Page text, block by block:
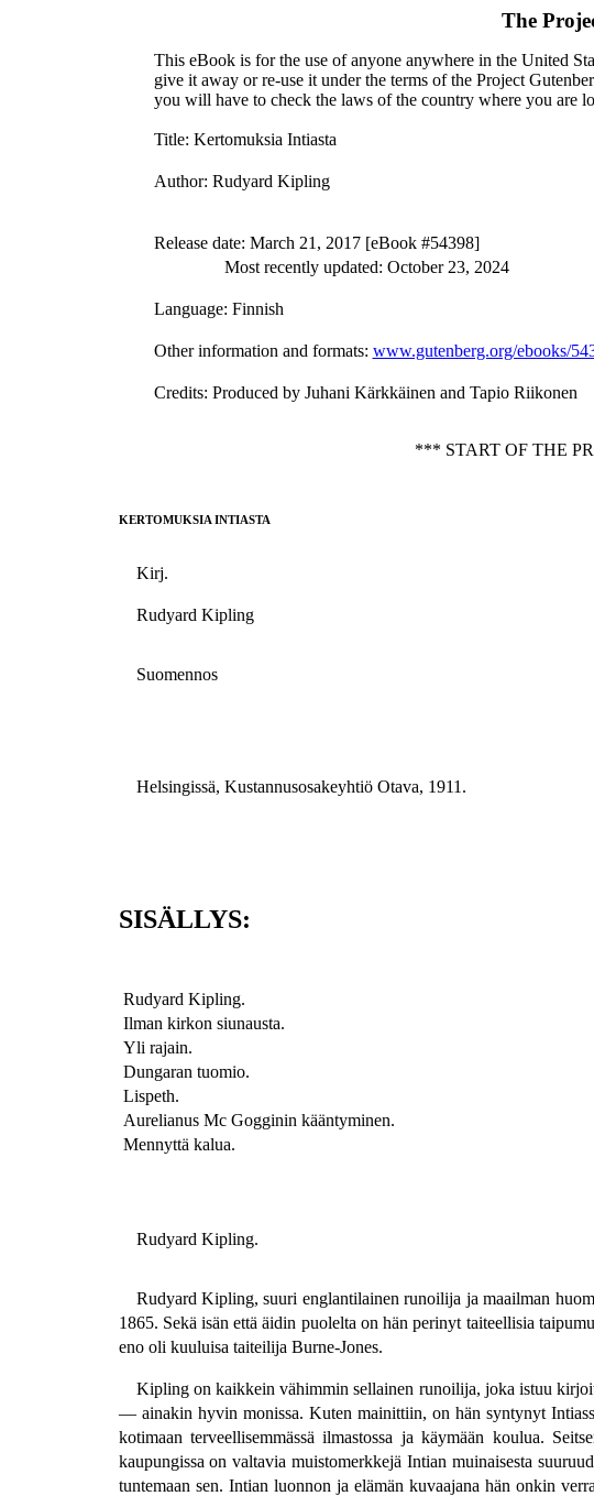
The
This eBook is for the use of anyone anywhere in the United
give it away or re-use it under the terms of the Project
you will have to check the laws of the country where you are
Title: Kertomuksia Intiasta
Author: Rudyard Kipling
Release date: March 21, 2017 [eBook #54398]
Most recently updated: October 23, 2024
Language: Finnish
Other information and formats: www.gutenberg.org/ebooks/
Credits: Produced by Juhani Kärkkäinen and Tapio Riikonen
*** START OF THE
KERTOMUKSIA INTIASTA
Kirj.
Rudyard Kipling
Suomennos
Helsingissä, Kustannusosakeyhtiö Otava, 1911.
SISÄLLYS:
Rudyard Kipling.
Ilman kirkon siunausta.
Yli rajain.
Dungaran tuomio.
Lispeth.
Aurelianus Mc Gogginin kääntyminen.
Mennyttä kalua.
Rudyard Kipling.
Rudyard Kipling, suuri englantilainen runoilija ja maailman
1865. Sekä isän että äidin puolelta on hän perinyt taiteellisia
eno oli kuuluisa taiteilija Burne-Jones.
Kipling on kaikkein vähimmin sellainen runoilija, joka istuu
— ainakin hyvin monissa. Kuten mainittiin, on hän syntynyt
kotimaan terveellisemmässä ilmastossa ja käymään koulua.
kaupungissa on valtavia muistomerkkejä Intian muinaisesta
tuntemaan sen. Intian luonnon ja elämän kuvaajana hän onkin